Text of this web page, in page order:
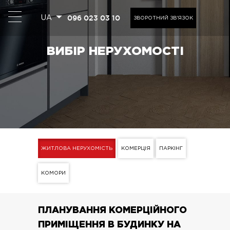
UA 096 023 03 10 ЗВОРОТНИЙ ЗВ'ЯЗОК
ВИБІР НЕРУХОМОСТІ
ЖИТЛОВА НЕРУХОМІСТЬ КОМЕРЦІЯ ПАРКІНГ
КОМОРИ
ПЛАНУВАННЯ КОМЕРЦІЙНОГО
ПРИМІЩЕННЯ В БУДИНКУ НА